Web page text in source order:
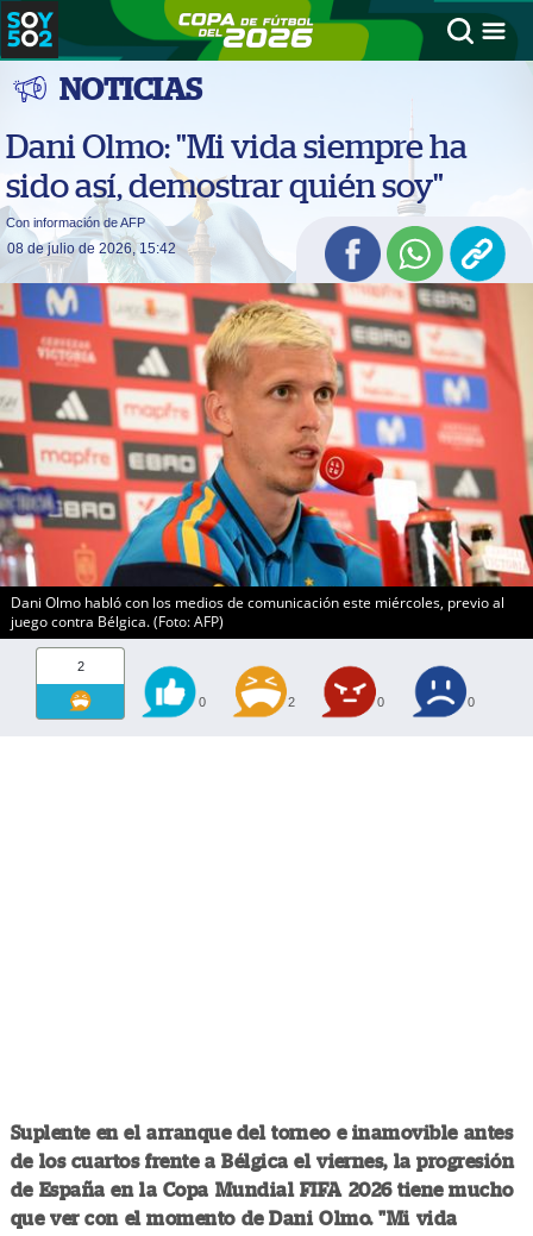
NOTICIAS
Dani Olmo: "Mi vida siempre ha
sido así, demostrar quién soy"
Con información de AFP
08 de julio de 2026, 15:42
Dani Olmo habló con los medios de comunicación este miércoles, previo al
juego contra Bélgica. (Foto: AFP)
2
0 2 0 0
Suplente en el arranque del torneo e inamovible antes
de los cuartos frente a Bélgica el viernes, la progresión
de España en la Copa Mundial FIFA 2026 tiene mucho
que ver con el momento de Dani Olmo. "Mi vida